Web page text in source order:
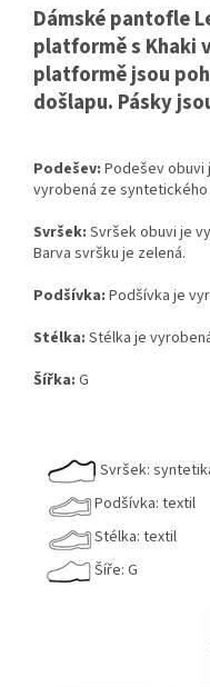
Dámské pantofle
platformě s Khaki
platformě jsou
došlapu. Pásky
Podešev: Podešev
vyrobená ze
Svršek: Svršek obuvi je
Barva svršku je zelená.
Podšívka: Podšívka je
Stélka: Stélka je
Šířka: G
Svršek:
Podšívka: textil
Stélka: textil
Šíře: G